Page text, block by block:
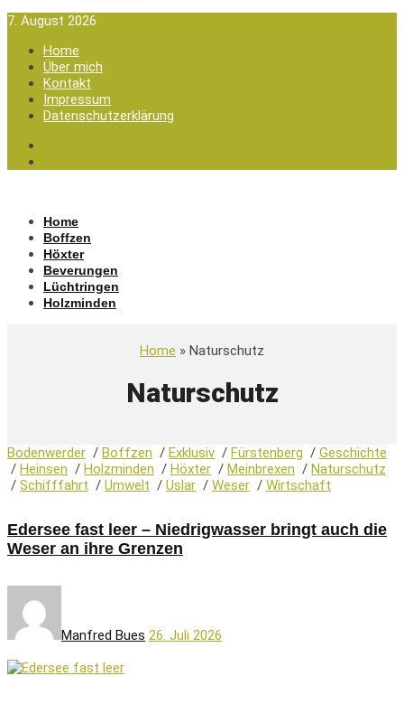
7. August 2026
Home
Über mich
Kontakt
Impressum
Datenschutzerklärung
Home
Boffzen
Höxter
Beverungen
Lüchtringen
Holzminden
Home » Naturschutz
Naturschutz
Bodenwerder / Boffzen / Exklusiv / Fürstenberg / Geschichte
/ Heinsen / Holzminden / Höxter / Meinbrexen / Naturschutz
/ Schifffahrt / Umwelt / Uslar / Weser / Wirtschaft
Edersee fast leer – Niedrigwasser bringt auch die
Weser an ihre Grenzen
Manfred Bues 26. Juli 2026